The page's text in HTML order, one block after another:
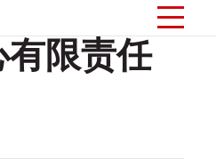
有限责任